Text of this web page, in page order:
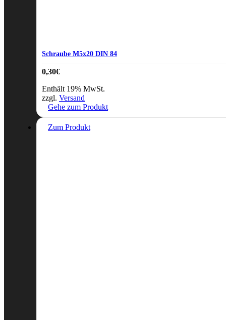
Schraube M5x20 DIN 84
0,30€
Enthält 19% MwSt.
zzgl. Versand
Gehe zum Produkt
Zum Produkt